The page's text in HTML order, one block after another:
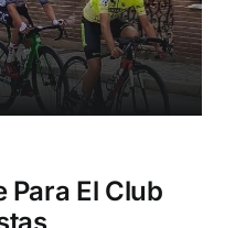
El Club